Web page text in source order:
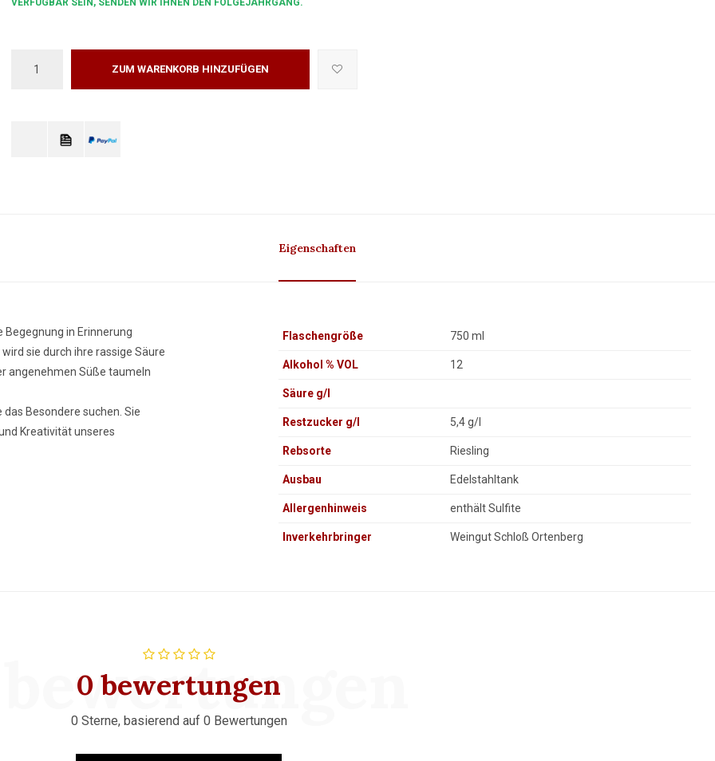
VERFÜGBAR SEIN, SENDEN WIR IHNEN DEN FOLGEJAHRGANG.
ZUM WARENKORB HINZUFÜGEN
Eigenschaften
Begegnung in Erinnerung
sie durch ihre rassige Säure
angenehmen Süße taumeln
Besondere suchen. Sie
Kreativität unseres
Flaschengröße 750 ml
Alkohol % VOL 12
Säure g/l
Restzucker g/l 5,4 g/l
Rebsorte Riesling
Ausbau Edelstahltank
Allergenhinweis enthält Sulfite
Inverkehrbringer Weingut Schloß Ortenberg
0 bewertungen
0 Sterne, basierend auf 0 Bewertungen